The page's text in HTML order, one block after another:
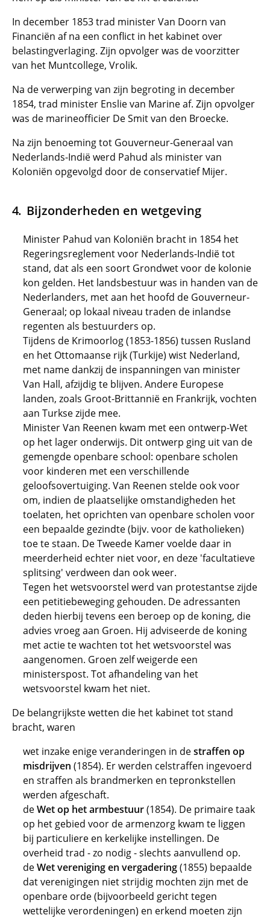
In december 1853 trad minister Van Doorn van
Financiën af na een conflict in het kabinet over
belastingverlaging. Zijn opvolger was de voorzitter
van het Muntcollege, Vrolik.
Na de verwerping van zijn begroting in december
1854, trad minister Enslie van Marine af. Zijn opvolger
was de marineofficier De Smit van den Broecke.
Na zijn benoeming tot Gouverneur-Generaal van
Nederlands-Indië werd Pahud als minister van
Koloniën opgevolgd door de conservatief Mijer.
Bijzonderheden en wetgeving
Minister Pahud van Koloniën bracht in 1854 het
Regeringsreglement voor Nederlands-Indië tot
stand, dat als een soort Grondwet voor de kolonie
kon gelden. Het landsbestuur was in handen van de
Nederlanders, met aan het hoofd de Gouverneur-
Generaal; op lokaal niveau traden de inlandse
regenten als bestuurders op.
Tijdens de Krimoorlog (1853-1856) tussen Rusland
en het Ottomaanse rijk (Turkije) wist Nederland,
met name dankzij de inspanningen van minister
Van Hall, afzijdig te blijven. Andere Europese
landen, zoals Groot-Brittannië en Frankrijk, vochten
aan Turkse zijde mee.
Minister Van Reenen kwam met een ontwerp-Wet
op het lager onderwijs. Dit ontwerp ging uit van de
gemengde openbare school: openbare scholen
voor kinderen met een verschillende
geloofsovertuiging. Van Reenen stelde ook voor
om, indien de plaatselijke omstandigheden het
toelaten, het oprichten van openbare scholen voor
een bepaalde gezindte (bijv. voor de katholieken)
toe te staan. De Tweede Kamer voelde daar in
meerderheid echter niet voor, en deze 'facultatieve
splitsing' verdween dan ook weer.
Tegen het wetsvoorstel werd van protestantse zijde
een petitiebeweging gehouden. De adressanten
deden hierbij tevens een beroep op de koning, die
advies vroeg aan Groen. Hij adviseerde de koning
met actie te wachten tot het wetsvoorstel was
aangenomen. Groen zelf weigerde een
ministerspost. Tot afhandeling van het
wetsvoorstel kwam het niet.
De belangrijkste wetten die het kabinet tot stand
bracht, waren
wet inzake enige veranderingen in destraffen op
misdrijven (1854). Er werden celstraffen ingevoerd
en straffen als brandmerken en tepronkstellen
werden afgeschaft.
deWet op het armbestuur(1854). De primaire taak
op het gebied voor de armenzorg kwam te liggen
bij particuliere en kerkelijke instellingen. De
overheid trad - zo nodig - slechts aanvullend op.
deWet vereniging en vergadering(1855) bepaalde
dat verenigingen niet strijdig mochten zijn met de
openbare orde (bijvoorbeeld gericht tegen
wettelijke verordeningen) en erkend moeten zijn